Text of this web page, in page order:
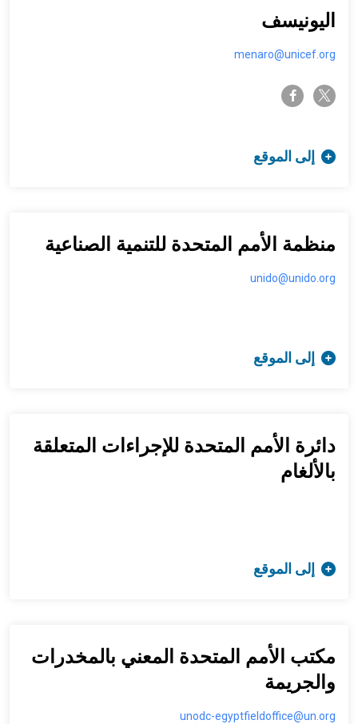
اليونيسف
menaro@unicef.org
twitter-x
facebook-f
إلى الموقع
منظمة الأمم المتحدة للتنمية الصناعية
unido@unido.org
إلى الموقع
دائرة الأمم المتحدة للإجراءات المتعلقة
بالألغام
إلى الموقع
مكتب الأمم المتحدة المعني بالمخدرات
والجريمة
unodc-egyptfieldoffice@un.org